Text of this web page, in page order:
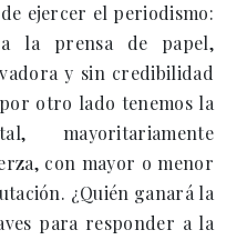
ejercer el periodismo:
la prensa de papel,
y sin credibilidad
otro lado tenemos la
mayoritariamente
con mayor o menor
¿Quién ganará la
para responder a la